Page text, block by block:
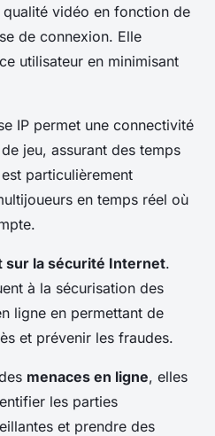
vidéo en fonction de
de connexion. Elle
utilisateur en minimisant
IP permet une connectivité
jeu, assurant des temps
particulièrement
en temps réel où
sur la sécurité Internet.
à la sécurisation des
ligne en permettant de
et prévenir les fraudes.
menaces en ligne, elles
les parties
et prendre des